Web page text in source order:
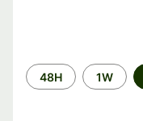
Time
period
48H 1W